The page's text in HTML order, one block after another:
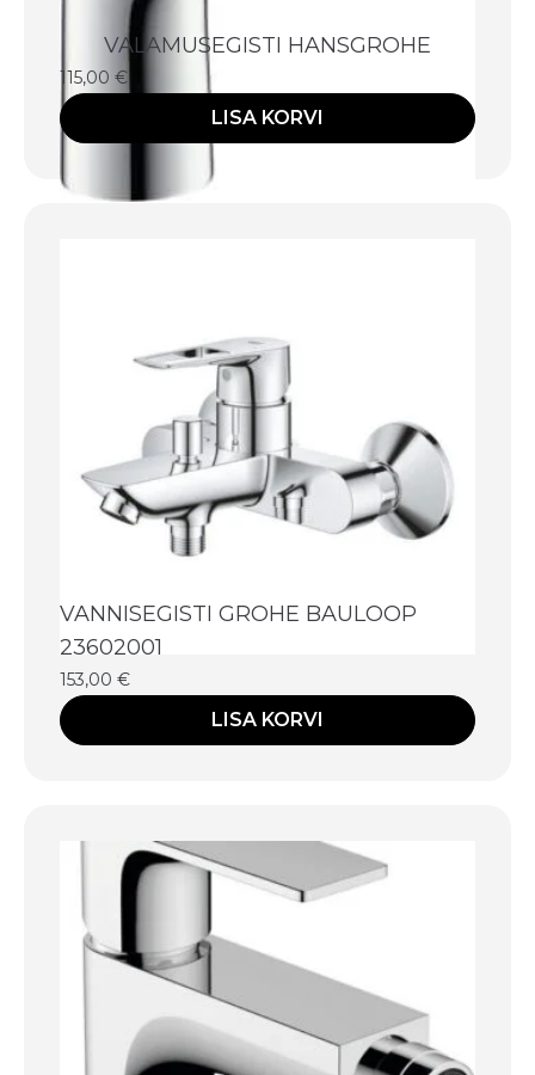
VALAMUSEGISTI HANSGROHE
115,00 €
LISA KORVI
VANNISEGISTI GROHE BAULOOP
23602001
153,00 €
LISA KORVI